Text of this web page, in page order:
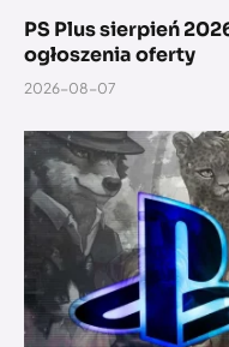
PS Plus sierpień
ogłoszenia oferty
2026-08-07